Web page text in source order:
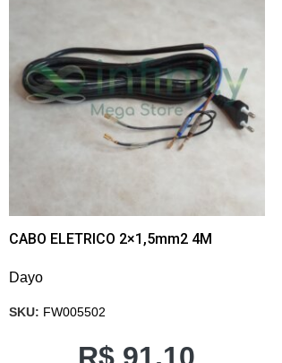
CABO ELETRICO 2×1,5mm2 4M
Dayo
SKU: FW005502